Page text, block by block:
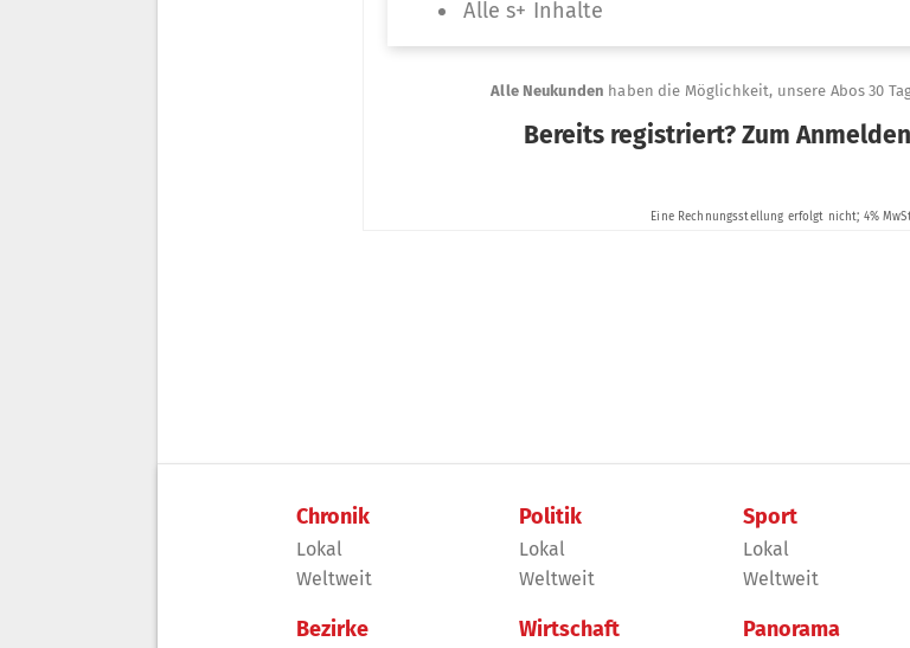
Chronik
Lokal
Weltweit
Bezirke
Politik
Lokal
Weltweit
Wirtschaft
Sport
Lokal
Weltweit
Panorama